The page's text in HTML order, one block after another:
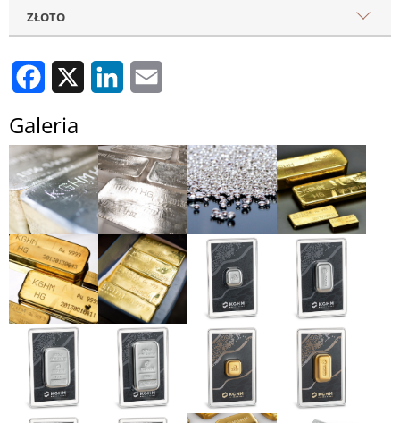
ZŁOTO
Facebook LinkedIn
Galeria